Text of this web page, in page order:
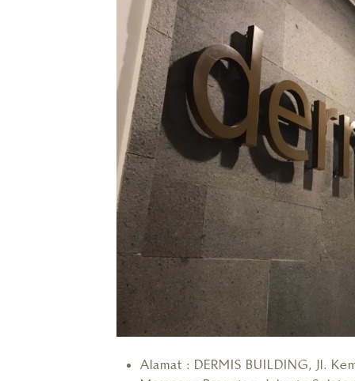
Alamat : DERMIS BUILDING, Jl.